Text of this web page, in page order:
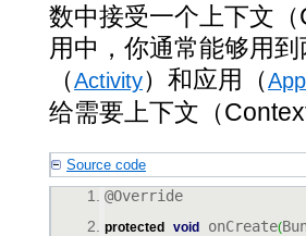
数中接受一个上下文
用中，你通常能够用
（Activity）和应用（
给需要上下文（
Source code
@Override
protected void onCreate(